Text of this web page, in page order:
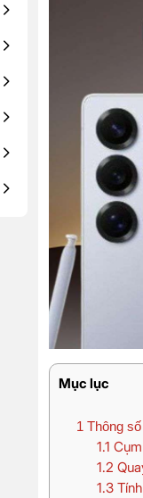
Mục lục
1 Thông
1.1
1.2
1.3Tính